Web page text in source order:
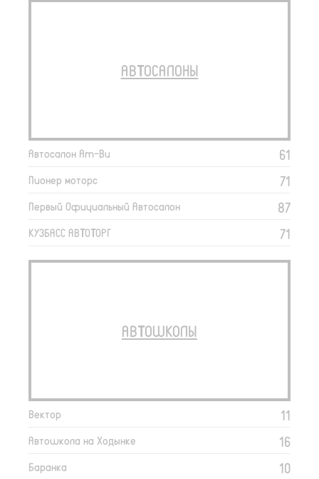
АВТОСАЛОНЫ
61
Автосалон Am-Bu
71
Пионер моторс
87
Первый Официальный Автосалон
71
КУЗБАСС АВТОТОРГ
АВТОШКОЛЫ
11
Вектор
16
Автошкола на Ходынке
10
Баранка